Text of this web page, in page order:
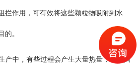
拦作用，可有效将这些颗粒物吸附到水
的。
产中，有些过程会产生大量热量，使周围